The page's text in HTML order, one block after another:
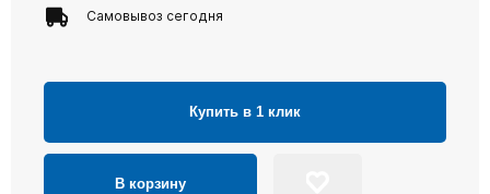
Самовывоз сегодня
Купить в 1 клик
В корзину